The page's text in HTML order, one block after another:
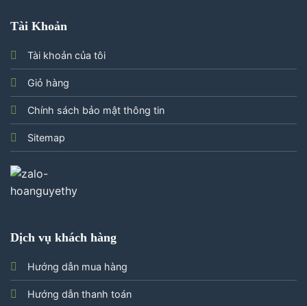
Tài Khoản
Tài khoản của tôi
Giỏ hàng
Chính sách bảo mật thông tin
Sitemap
Dịch vụ khách hàng
Hướng dẫn mua hàng
Hướng dẫn thanh toán